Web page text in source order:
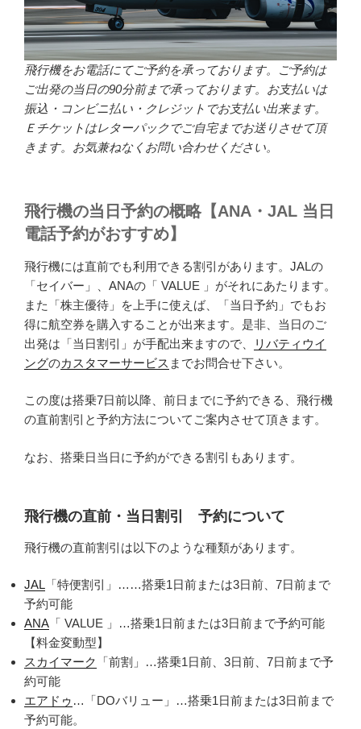
飛行機をお電話にてご予約を承っております。ご予約は
ご出発の当日の90分前まで承っております。お支払いは
振込・コンビニ払い・クレジットでお支払い出来ます。
Ｅチケットはレターパックでご自宅までお送りさせて頂
きます。お気兼ねなくお問い合わせください。
飛行機の当日予約の概略【ANA・JAL 当日
電話予約がおすすめ】
飛行機には直前でも利用できる割引があります。JALの
「セイバー」、ANAの「 VALUE 」がそれにあたります。
また「株主優待」を上手に使えば、「当日予約」でもお
得に航空券を購入することが出来ます。是非、当日のご
出発は「当日割引」が手配出来ますので、
リバティウイ
ングのカスタマーサービス までお問合せ下さい。
この度は搭乗7日前以降、前日までに予約できる、飛行機
の直前割引と予約方法についてご案内させて頂きます。
なお、搭乗日当日に予約ができる割引もあります。
飛行機の直前・当日割引 予約について
飛行機の直前割引は以下のような種類があります。
JAL 「特便割引」……搭乗1日前または3日前、7日前まで
予約可能
ANA 「 VALUE 」…搭乗1日前または3日前まで予約可能
【料金変動型】
スカイマーク
「前割」…搭乗1日前、3日前、7日前まで予
約可能
エアドゥ …「DOバリュー」…搭乗1日前または3日前まで
予約可能。